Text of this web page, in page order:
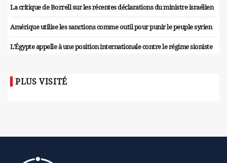
La critique de Borrell sur les récentes déclarations du ministre israélien
Amérique utilise les sanctions comme outil pour punir le peuple syrien
L'Égypte appelle à une position internationale contre le régime sioniste
PLUS VISITÉ